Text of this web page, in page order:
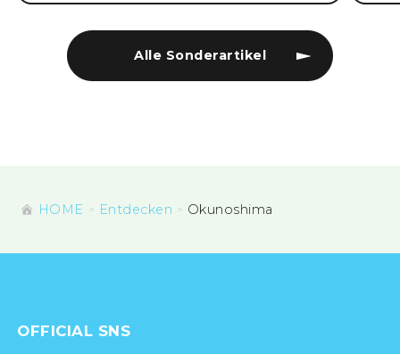
Alle Sonderartikel
HOME Entdecken Okunoshima
OFFICIAL SNS